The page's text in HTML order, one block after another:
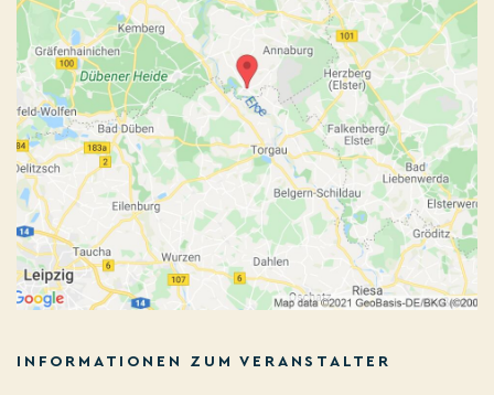
INFORMATIONEN ZUM VERANSTALTER